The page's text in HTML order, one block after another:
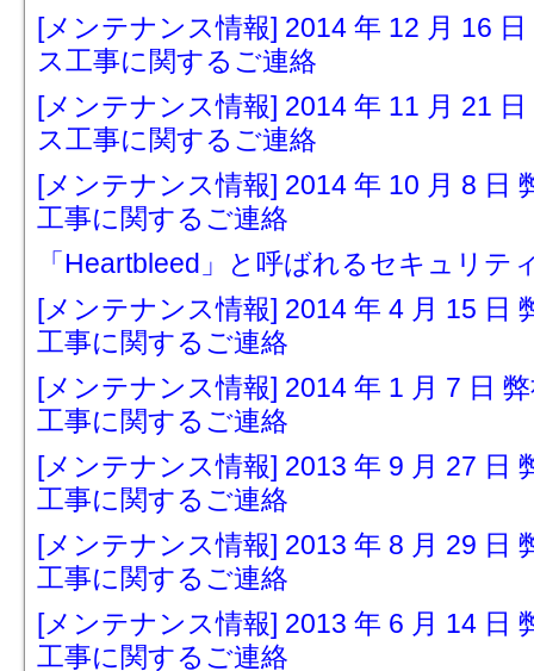
[メンテナンス情報] 2014 年 12 月 16
ス工事に関するご連絡
[メンテナンス情報] 2014 年 11 月 21
ス工事に関するご連絡
[メンテナンス情報] 2014 年 10 月 8 日
工事に関するご連絡
「Heartbleed」と呼ばれるセキュリテ
[メンテナンス情報] 2014 年 4 月 15 日
工事に関するご連絡
[メンテナンス情報] 2014 年 1 月 7 日
工事に関するご連絡
[メンテナンス情報] 2013 年 9 月 27 日
工事に関するご連絡
[メンテナンス情報] 2013 年 8 月 29 日
工事に関するご連絡
[メンテナンス情報] 2013 年 6 月 14 日
工事に関するご連絡